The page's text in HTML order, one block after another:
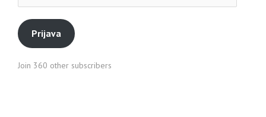
pošte
Prijava
Join 360 other subscribers